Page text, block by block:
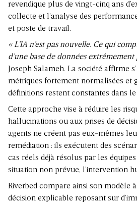
revendique plus de vingt-cinq ans
collecte et l’analyse des
et poste de travail.
« L’IA n’est pas nouvelle. Ce qui
d’une base de données
Joseph Salameh. La société affirme
métriques fortement normalisées et
définitions restent constantes dans
Cette approche vise à réduire les
hallucinations ou aux prises de
agents ne créent pas eux-mêmes
remédiation : ils exécutent des
cas réels déjà résolus par les équipes
situation non prévue, l’intervention
Riverbed compare ainsi son modèle
décision explicable reposant sur